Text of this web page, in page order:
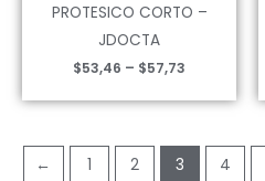
PROTESICO CORTO –
JDOCTA
$53,46 – $57,73
← 1 2 3 4